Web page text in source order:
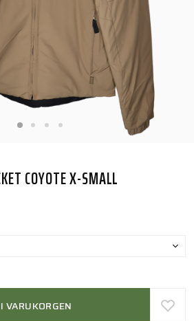
COYOTE X-SMALL
VARUKORGEN